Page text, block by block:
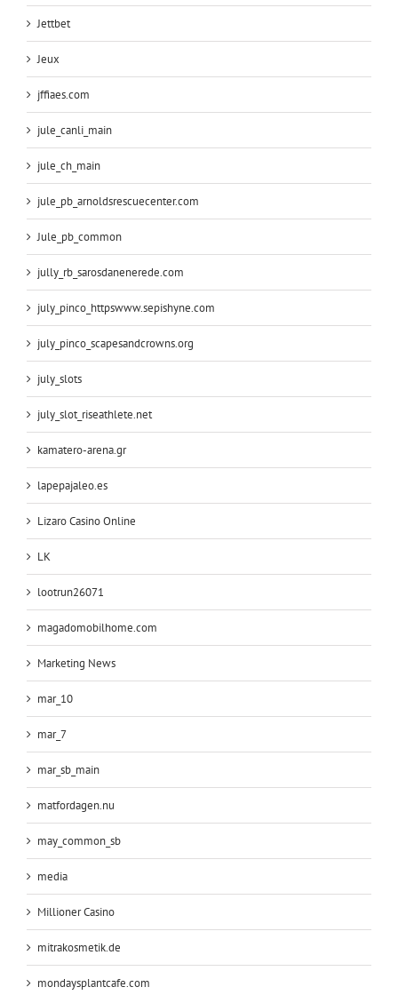
Jettbet
Jeux
jffiaes.com
jule_canli_main
jule_ch_main
jule_pb_arnoldsrescuecenter.com
Jule_pb_common
jully_rb_sarosdanenerede.com
july_pinco_httpswww.sepishyne.com
july_pinco_scapesandcrowns.org
july_slots
july_slot_riseathlete.net
kamatero-arena.gr
lapepajaleo.es
Lizaro Casino Online
LK
lootrun26071
magadomobilhome.com
Marketing News
mar_10
mar_7
mar_sb_main
matfordagen.nu
may_common_sb
media
Millioner Casino
mitrakosmetik.de
mondaysplantcafe.com